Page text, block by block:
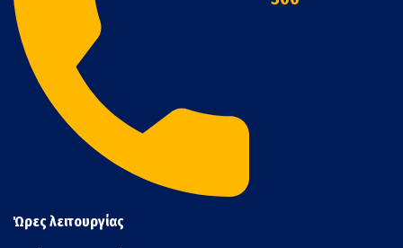
Ώρες λειτουργίας